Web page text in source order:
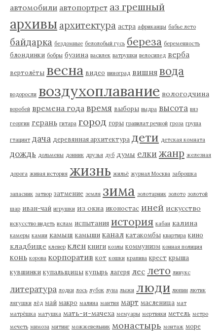
автомобили автопортрет аз грешный
архивы архитектура астра африканцы бабье лето
байдарка бездомные белолобый гусь береза беременность
блондинки бобры бузина василек ватрушки велосипед верба
вертолёты весна видео виноград вишня вода
водоросли воздухоплавание вологодчина
воробей времена года время выборы выдра высота вяз
георгин герань гитара город горы гравилат речной гроза груша
гтацинт дача деревянная архитектура дети детская комната
дождь дольмены донник друзья дуб думы елки жанр железная
дорога живая история жизнь жильё журнал Москва заброшка
запасник затвор затмение земля зима золотарник золото золотой
шар иван-чай игрушки из окна иконостас иней искусство
искусство видеть ислам испытания история кабан калина
камеры камни камыш камыши канал катакомбы квартира кино
кладбище клевер клен книги козлы коммунизм конная полиция
конь корова корпоратив кот кошки крапива крест крыша
кувшинки купальщицы купырь лагеря лес лето линукс
литература лодки лось лубок луна лыжи люди люпин лютик
лягушки лёд май макро малина мантия март масленица мат
матрёшка матушка мать-и-мачеха мемуары мертвяки метель метро
мечеть мимоза митинг можжевельник монастырь монтаж море